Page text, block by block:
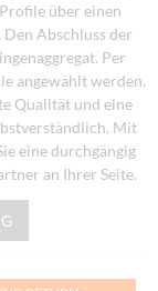
über einen
Abschluss der
Per
angewählt werden.
Qualität und eine
Mit
eine durchgängig
an Ihrer Seite.